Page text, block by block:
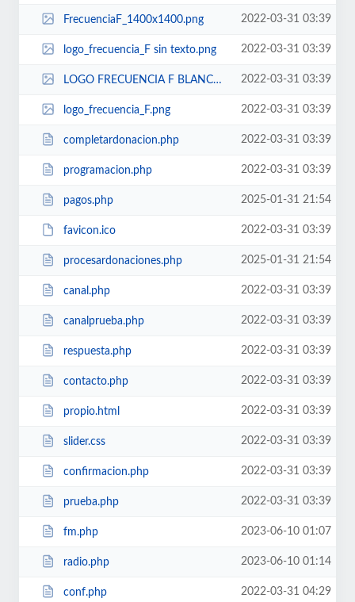
FrecuenciaF_1400x1400.png 2022-03-31 03:39
logo_frecuencia_F sin texto.png 2022-03-31 03:39
LOGO FRECUENCIA F BLANCO-02.png 2022-03-31 03:39
logo_frecuencia_F.png 2022-03-31 03:39
completardonacion.php 2022-03-31 03:39
programacion.php 2022-03-31 03:39
pagos.php 2025-01-31 21:54
favicon.ico 2022-03-31 03:39
procesardonaciones.php 2025-01-31 21:54
canal.php 2022-03-31 03:39
canalprueba.php 2022-03-31 03:39
respuesta.php 2022-03-31 03:39
contacto.php 2022-03-31 03:39
propio.html 2022-03-31 03:39
slider.css 2022-03-31 03:39
confirmacion.php 2022-03-31 03:39
prueba.php 2022-03-31 03:39
fm.php 2023-06-10 01:07
radio.php 2023-06-10 01:14
conf.php 2022-03-31 04:29